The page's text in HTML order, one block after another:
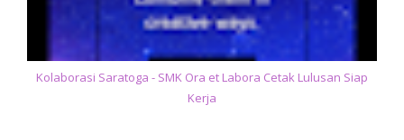
Kolaborasi Saratoga - SMK Ora et Labora Cetak Lulusan Siap
Kerja